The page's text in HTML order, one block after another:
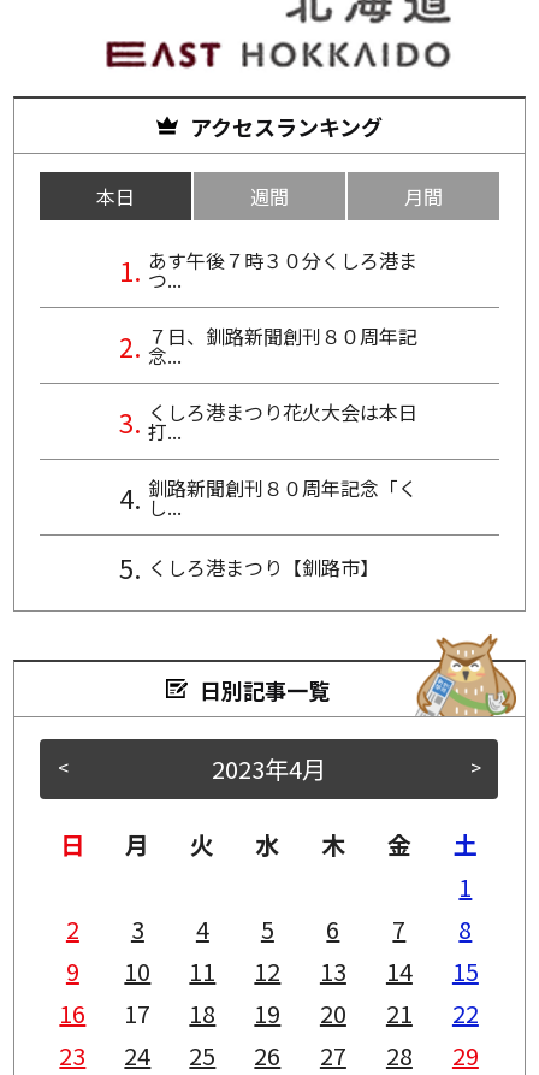
アクセスランキング
本日 週間 月間
あす午後７時３０分くしろ港ま
つ...
７日、釧路新聞創刊８０周年記
念...
くしろ港まつり花火大会は本日
打...
釧路新聞創刊８０周年記念「く
し...
くしろ港まつり【釧路市】
日別記事一覧
< >
2023年4月
日 月 火 水 木 金
土
1
2
3 4 5 6 7
8
9
10 11 12 13 14
15
16
17 18 19 20 21
22
23
24 25 26 27 28
29